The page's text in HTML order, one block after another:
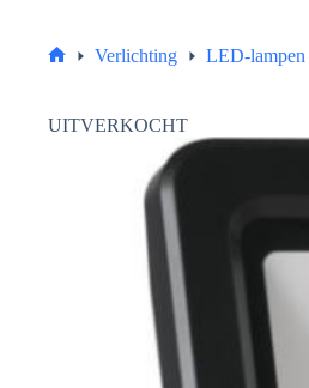
Verlichting LED-lampen
UITVERKOCHT